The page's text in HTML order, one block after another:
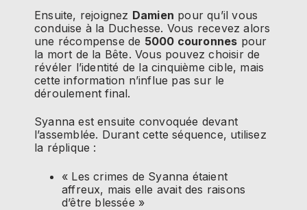
Ensuite, rejoignez Damien pour qu’il vous
conduise à la Duchesse. Vous recevez alors
une récompense de 5000 couronnes pour
la mort de la Bête. Vous pouvez choisir de
révéler l’identité de la cinquième cible, mais
cette information n’influe pas sur le
déroulement final.
Syanna est ensuite convoquée devant
l’assemblée. Durant cette séquence, utilisez
la réplique :
« Les crimes de Syanna étaient
affreux, mais elle avait des raisons
d’être blessée »